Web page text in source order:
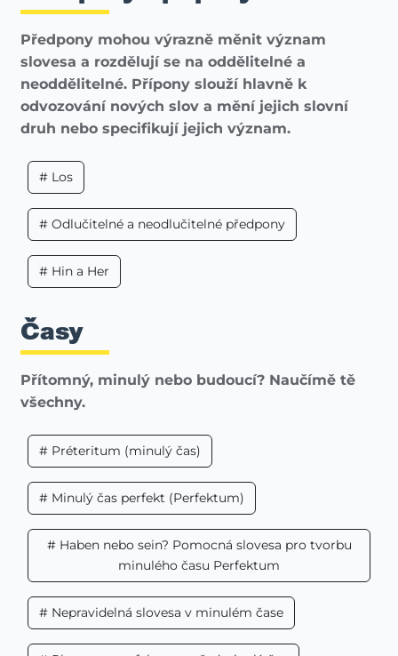
Předpony mohou výrazně měnit význam
slovesa a rozdělují se na oddělitelné a
neoddělitelné. Přípony slouží hlavně k
odvozování nových slov a mění jejich slovní
druh nebo specifikují jejich význam.
# Los
# Odlučitelné a neodlučitelné předpony
# Hin a Her
Časy
Přítomný, minulý nebo budoucí? Naučímě tě
všechny.
# Préteritum (minulý čas)
# Minulý čas perfekt (Perfektum)
# Haben nebo sein? Pomocná slovesa pro tvorbu
minulého času Perfektum
# Nepravidelná slovesa v minulém čase